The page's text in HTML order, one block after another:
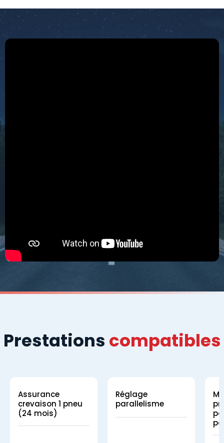
Prestations compatibles
Assurance
crevaison 1 pneu
(24 mois)
Réglage
parallelisme